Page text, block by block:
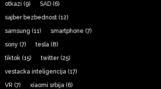
otkazi (9) SAD (6)
sajber bezbednost (12)
samsung (11) smartphone (7)
sony (7) tesla (8)
tiktok (15) twitter(25)
vestacka inteligencija (17)
VR (7) xiaomi srbija (6)